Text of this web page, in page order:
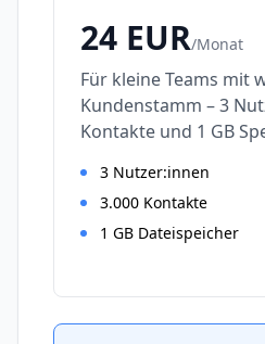
24 EUR/Monat
Für kleine Teams mit
Kundenstamm – 3
Kontakte und 1 GB
3 Nutzer:innen
3.000 Kontakte
1 GB Dateispeicher